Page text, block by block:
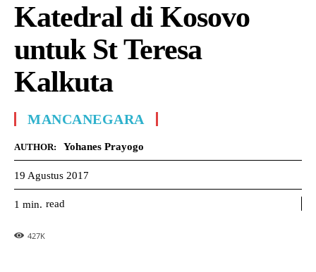
Katedral di Kosovo
untuk St Teresa
Kalkuta
MANCANEGARA
AUTHOR: Yohanes Prayogo
19 Agustus 2017
1 min. read
427K